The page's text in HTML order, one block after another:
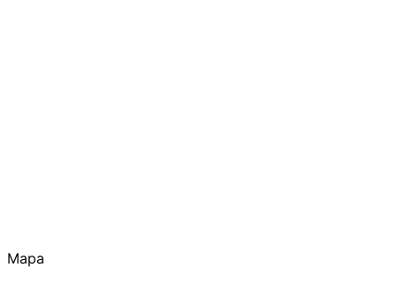
Mapa